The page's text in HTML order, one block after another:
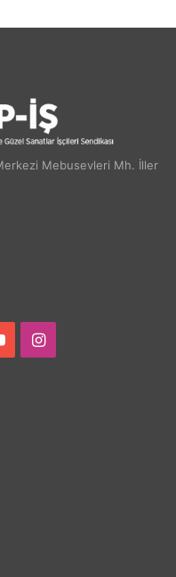
Mebusevleri Mh. İller
YouTubeInstagram